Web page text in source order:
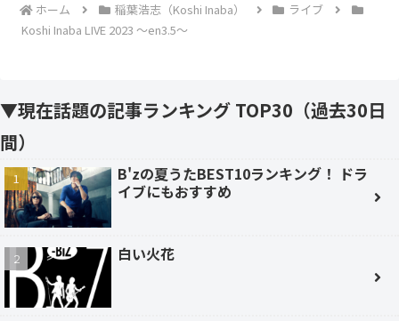
ホーム 稲葉浩志（Koshi Inaba）
ライブ
Koshi Inaba LIVE 2023 〜en3.5〜
▼現在話題の記事ランキング TOP30（過去30日
間）
B'zの夏うたBEST10ランキング！ ドラ
イブにもおすすめ
白い火花